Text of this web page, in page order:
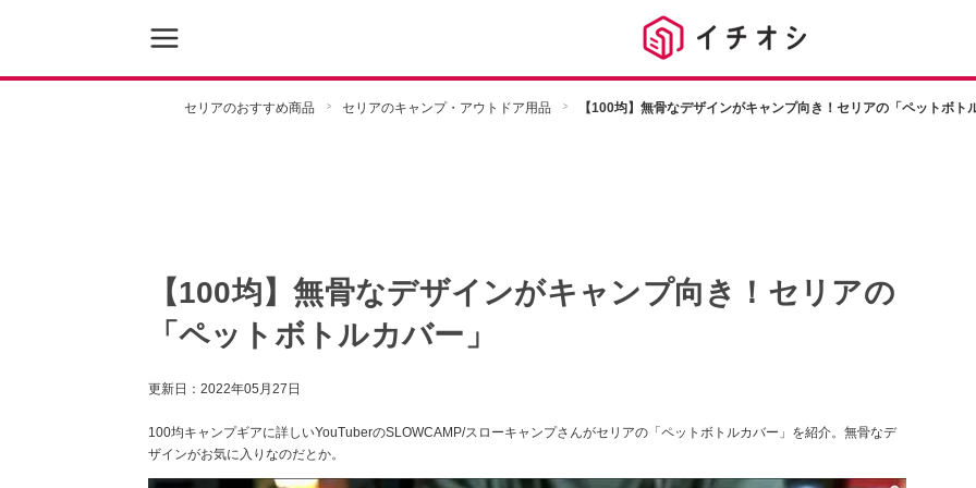
セリアのおすすめ商品 セリアのキャンプ・アウトドア用品 【100均】無骨なデザインがキャンプ向き！セリアの「ペットボト
【100均】無骨なデザインがキャンプ向き！セリアの
「ペットボトルカバー」
更新日： 2022年05月27日
100均キャンプギアに詳しいYouTuberのSLOWCAMP/スローキャンプさんがセリアの「ペットボトルカバー」を紹介。無骨なデ
ザインがお気に入りなのだとか。